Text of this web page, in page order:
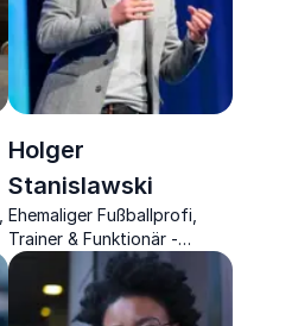
Holger
Stanislawski
Ehemaliger Fußballprofi,
Trainer & Funktionär -
heutiger Unternehmer teilt
Einblicke aus Sport und
Business für nachhaltigen